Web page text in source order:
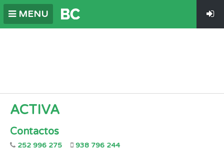
MENU
ACTIVA
Contactos
252 996 275
938 796 244